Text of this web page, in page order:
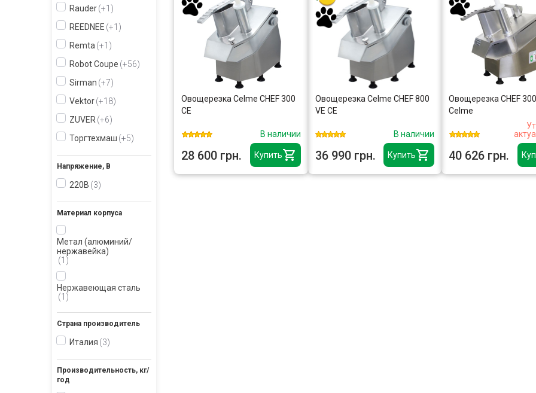
Rauder +1
REEDNEE +1
Remta +1
Robot Coupe +56
Sirman +7
Vektor +18
ZUVER +6
Торгтехмаш +5
Напряжение, В
220В 3
Материал корпуса
Метал (алюминий/
нержавейка)
1
Нержавеющая сталь
1
Страна производитель
Италия 3
Производительность, кг/
год
Купить
Овощерезка Celme CHEF 300
CE
В наличии
28 600 грн. Купить
Овощерезка Celme CHEF 800
VE CE
В наличии
36 990 грн.
Овощерезка CHEF
Celme
40 626 грн.